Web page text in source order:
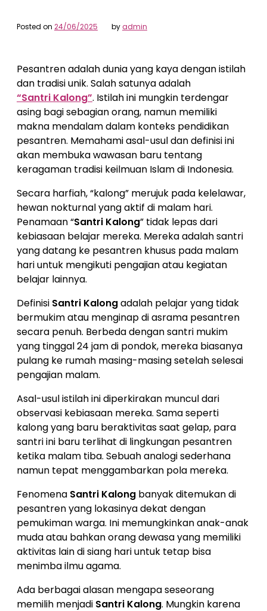
Posted on 24/06/2025 byadmin
Pesantren adalah dunia yang kaya dengan istilah
dan tradisi unik. Salah satunya adalah
“Santri Kalong”. Istilah ini mungkin terdengar
asing bagi sebagian orang, namun memiliki
makna mendalam dalam konteks pendidikan
pesantren. Memahami asal-usul dan definisi ini
akan membuka wawasan baru tentang
keragaman tradisi keilmuan Islam di Indonesia.
Secara harfiah, “kalong” merujuk pada kelelawar,
hewan nokturnal yang aktif di malam hari.
Penamaan “Santri Kalong” tidak lepas dari
kebiasaan belajar mereka. Mereka adalah santri
yang datang ke pesantren khusus pada malam
hari untuk mengikuti pengajian atau kegiatan
belajar lainnya.
Definisi Santri Kalongadalah pelajar yang tidak
bermukim atau menginap di asrama pesantren
secara penuh. Berbeda dengan santri mukim
yang tinggal 24 jam di pondok, mereka biasanya
pulang ke rumah masing-masing setelah selesai
pengajian malam.
Asal-usul istilah ini diperkirakan muncul dari
observasi kebiasaan mereka. Sama seperti
kalong yang baru beraktivitas saat gelap, para
santri ini baru terlihat di lingkungan pesantren
ketika malam tiba. Sebuah analogi sederhana
namun tepat menggambarkan pola mereka.
Fenomena Santri Kalong banyak ditemukan di
pesantren yang lokasinya dekat dengan
pemukiman warga. Ini memungkinkan anak-anak
muda atau bahkan orang dewasa yang memiliki
aktivitas lain di siang hari untuk tetap bisa
menimba ilmu agama.
Ada berbagai alasan mengapa seseorang
memilih menjadi Santri Kalong. Mungkin karena